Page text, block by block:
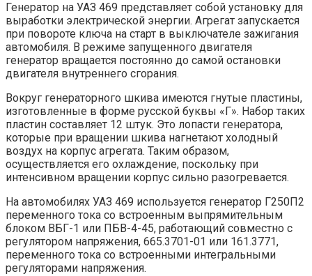
Генератор на УАЗ 469 представляет собой установку для
выработки электрической энергии. Агрегат запускается
при повороте ключа на старт в выключателе зажигания
автомобиля. В режиме запущенного двигателя
генератор вращается постоянно до самой остановки
двигателя внутреннего сгорания.
Вокруг генераторного шкива имеются гнутые пластины,
изготовленные в форме русской буквы «Г». Набор таких
пластин составляет 12 штук. Это лопасти генератора,
которые при вращении шкива нагнетают холодный
воздух на корпус агрегата. Таким образом,
осуществляется его охлаждение, поскольку при
интенсивном вращении корпус сильно разогревается.
На автомобилях УАЗ 469 используется генератор Г250П2
переменного тока со встроенным выпрямительным
блоком ВБГ-1 или ПБВ-4-45, работающий совместно с
регулятором напряжения, 665.3701-01 или 161.3771,
переменного тока со встроенными интегральными
регуляторами напряжения.